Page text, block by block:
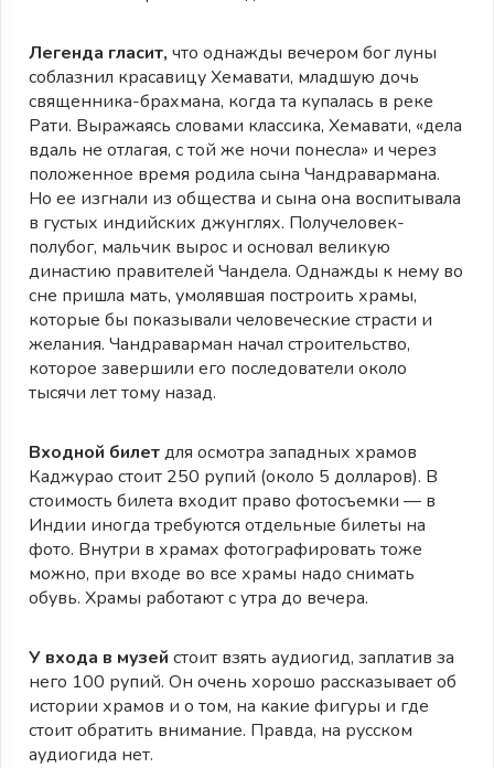
Легенда гласит, что однажды вечером бог луны
соблазнил красавицу Хемавати, младшую дочь
священника-брахмана, когда та купалась в реке
Рати. Выражаясь словами классика, Хемавати, «дела
вдаль не отлагая, с той же ночи понесла» и через
положенное время родила сына Чандравармана.
Но ее изгнали из общества и сына она воспитывала
в густых индийских джунглях. Получеловек-
полубог, мальчик вырос и основал великую
династию правителей Чандела. Однажды к нему во
сне пришла мать, умолявшая построить храмы,
которые бы показывали человеческие страсти и
желания. Чандраварман начал строительство,
которое завершили его последователи около
тысячи лет тому назад.
Входной билетдля осмотра западных храмов
Каджурао стоит 250 рупий (около 5 долларов). В
стоимость билета входит право фотосъемки — в
Индии иногда требуются отдельные билеты на
фото. Внутри в храмах фотографировать тоже
можно, при входе во все храмы надо снимать
обувь. Храмы работают с утра до вечера.
У входа в музей стоит взять аудиогид, заплатив за
него 100 рупий. Он очень хорошо рассказывает об
истории храмов и о том, на какие фигуры и где
стоит обратить внимание. Правда, на русском
аудиогида нет.